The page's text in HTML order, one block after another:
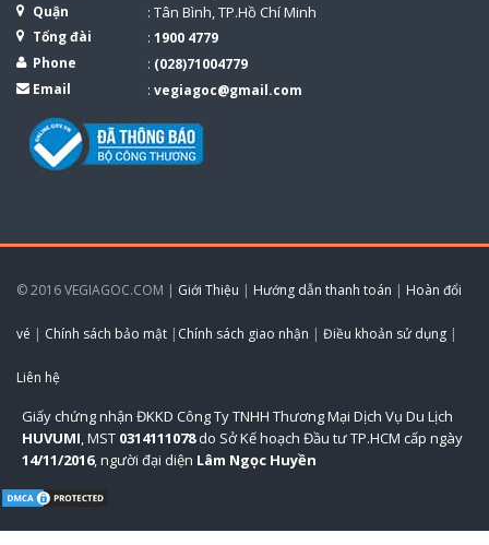
Quận : Tân Bình, TP.Hồ Chí Minh
Tổng đài : 1900 4779
Phone
: (028)71004779
Email
: vegiagoc@gmail.com
© 2016 VEGIAGOC.COM | Giới Thiệu | Hướng dẫn thanh toán | Hoàn đổi
vé | Chính sách bảo mật | Chính sách giao nhận | Điều khoản sử dụng |
Liên hệ
Giấy chứng nhận ĐKKD Công Ty TNHH Thương Mại Dịch Vụ Du Lịch
HUVUMI , MST 0314111078do Sở Kế hoạch Đầu tư TP.HCM cấp ngày
14/11/2016, người đại diện Lâm Ngọc Huyền